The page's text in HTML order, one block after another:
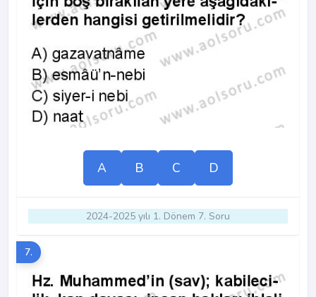
A B C D
2024-2025 yılı 1. Dönem 7. Soru
7.